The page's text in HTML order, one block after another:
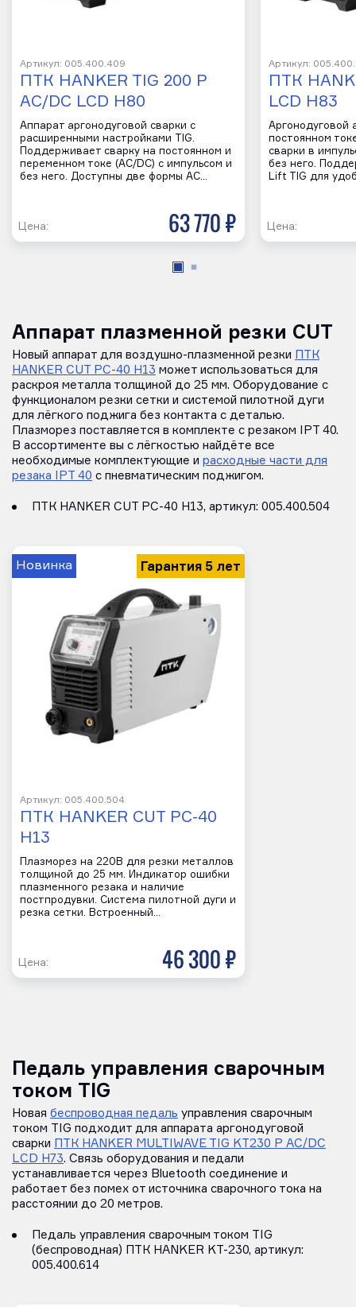
Артикул: 005.400.409
ПТК HANKER TIG 200 P
AC/DC LCD H80
Аппарат аргонодуговой сварки с
расширенными настройками TIG.
Поддерживает сварку на постоянном и
переменном токе (AC/DC) с импульсом и
без него. Доступны две формы AC…
Цена: 63 770 р
Артикул:
ПТК
LCD H83
Аргонодуговой
постоянном
сварки в
без него.
Lift TIG для
Цена:
Аппарат плазменной резки CUT
Новый аппарат для воздушно-плазменной резки ПТК
HANKER CUT PC-40 H13 может использоваться для
раскроя металла толщиной до 25 мм. Оборудование с
функционалом резки сетки и системой пилотной дуги
для лёгкого поджига без контакта с деталью.
Плазморез поставляется в комплекте с резаком IPT 40.
В ассортименте вы с лёгкостью найдёте все
необходимые комплектующие и расходные части для
резака IPT 40 с пневматическим поджигом.
ПТК HANKER CUT PC-40 H13, артикул: 005.400.504
Новинка Гарантия 5 лет
Артикул: 005.400.504
ПТК HANKER CUT PC-40
H13
Плазморез на 220В для резки металлов
толщиной до 25 мм. Индикатор ошибки
плазменного резака и наличие
постпродувки. Система пилотной дуги и
резка сетки. Встроенный…
Цена: 46 300 р
Педаль управления сварочным
током TIG
Новая беспроводная педаль управления сварочным
током TIG подходит для аппарата аргонодуговой
сварки ПТК HANKER MULTIWAVE TIG KT230 P AC/DC
LCD H73. Связь оборудования и педали
устанавливается через Bluetooth соединение и
работает без помех от источника сварочного тока на
расстоянии до 20 метров.
Педаль управления сварочным током TIG
(беспроводная) ПТК HANKER KT-230, артикул:
005.400.614